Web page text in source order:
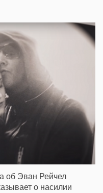
об Эван Рейчел
о насилии